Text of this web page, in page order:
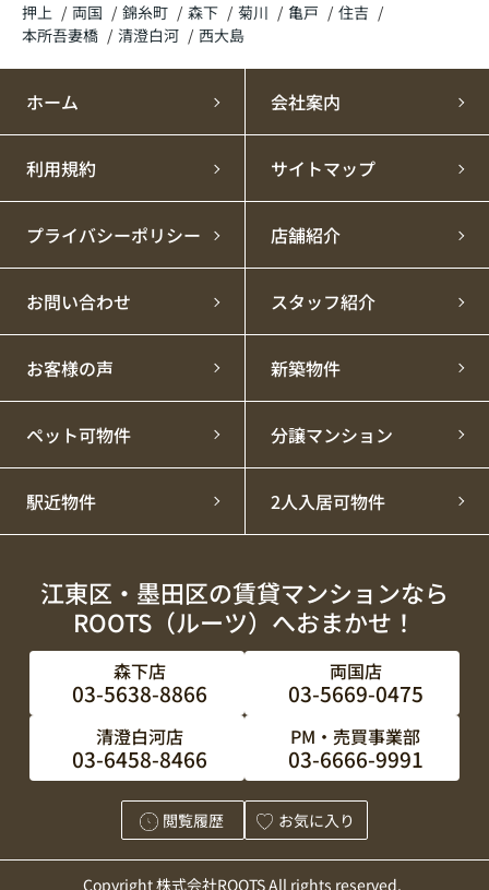
押上
両国 錦糸町 森下 菊川 亀戸
住吉
本所吾妻橋
清澄白河 西大島
ホーム 会社案内
利用規約 サイトマップ
プライバシーポリシー 店舗紹介
お問い合わせ スタッフ紹介
お客様の声 新築物件
ペット可物件 分譲マンション
駅近物件 2人入居可物件
江東区・墨田区の賃貸マンションなら
ROOTS（ルーツ）へおまかせ！
森下店
03-5638-8866
両国店
03-5669-0475
清澄白河店
03-6458-8466
PM・売買事業部
03-6666-9991
閲覧履歴 お気に入り
Copyright 株式会社ROOTS All rights reserved.